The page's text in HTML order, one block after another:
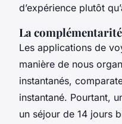
d’expérience plutôt
La
Les applications de
manière de nous
instantanés,
instantané. Pourtant,
un séjour de 14 jours